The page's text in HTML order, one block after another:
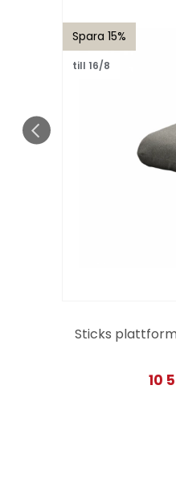
Spara 15%
till 16/8
Sticks
10